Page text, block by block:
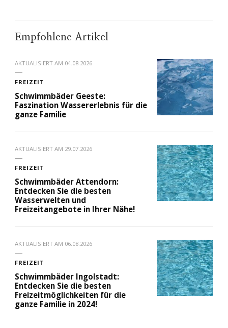
Empfohlene Artikel
AKTUALISIERT AM 04.08.2026
FREIZEIT
Schwimmbäder Geeste:
Faszination Wassererlebnis für die
ganze Familie
AKTUALISIERT AM 29.07.2026
FREIZEIT
Schwimmbäder Attendorn:
Entdecken Sie die besten
Wasserwelten und
Freizeitangebote in Ihrer Nähe!
AKTUALISIERT AM 06.08.2026
FREIZEIT
Schwimmbäder Ingolstadt:
Entdecken Sie die besten
Freizeitmöglichkeiten für die
ganze Familie in 2024!